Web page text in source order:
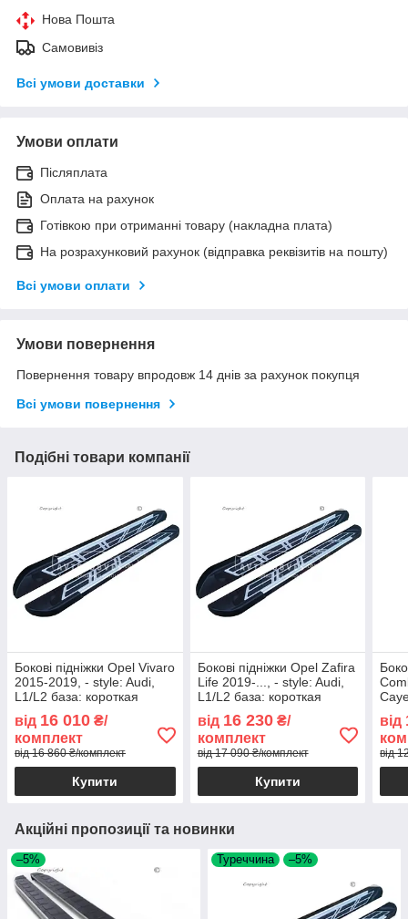
Нова Пошта
Самовивіз
Всі умови доставки
Умови оплати
Післяплата
Оплата на рахунок
Готівкою при отриманні товару (накладна плата)
На розрахунковий рахунок (відправка реквізитів на пошту)
Всі умови оплати
Умови повернення
Повернення товару впродовж 14 днів за рахунок покупця
Всі умови повернення
Подібні товари компанії
Бокові підніжки Opel Vivaro
2015-2019, - style: Audi,
L1/L2 база: короткая
від 16 010 ₴/
комплект
від 16 860 ₴/комплект
Купити
Бокові підніжки Opel Zafira
Life 2019-..., - style: Audi,
L1/L2 база: короткая
від 16 230₴/
комплект
від 17 090 ₴/комплект
Купити
від
від
Акційні пропозиції та новинки
–5% Туреччина –5%